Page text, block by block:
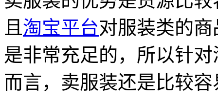
且 淘宝平台对服装类的
是非常充足的，所以针
而言，卖服装还是比较